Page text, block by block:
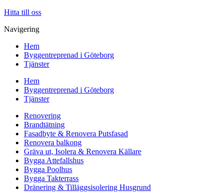
Hitta till oss
Navigering
Hem
Byggentreprenad i Göteborg
Tjänster
Hem
Byggentreprenad i Göteborg
Tjänster
Renovering
Brandtätning
Fasadbyte & Renovera Putsfasad
Renovera balkong
Gräva ut, Isolera & Renovera Källare
Bygga Attefallshus
Bygga Poolhus
Bygga Takterrass
Dränering & Tilläggsisolering Husgrund